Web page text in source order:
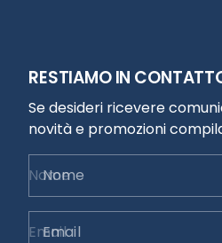
RESTIAMO IN
Se desideri ricevere
novità e promozioni
Nome
Email